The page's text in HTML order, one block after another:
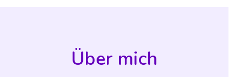
Über mich